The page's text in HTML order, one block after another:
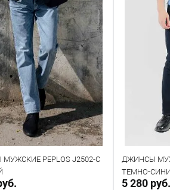
PEPLOS J2502-C
ДЖИНСЫ
ТЕМНО-
5 280 руб.